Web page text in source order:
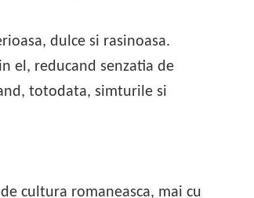
dulce si rasinoasa.
el, reducand senzatia de
totodata, simturile si
cultura romaneasca, mai cu